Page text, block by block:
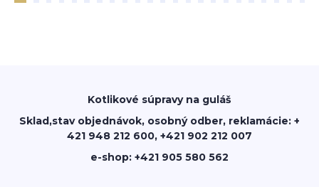
Kotlikové súpravy na guláš
Sklad,stav objednávok, osobný odber, reklamácie: +
421 948 212 600, +421 902 212 007
e-shop: +421 905 580 562